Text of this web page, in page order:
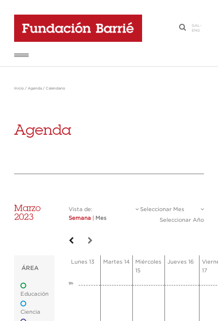
·
GAL-
ENG
Inicio / Agenda / Calendario
Agenda
Marzo
2023
Vista de:
Semana
Mes
Seleccionar Mes
Seleccionar Año
ÁREA
Educación
Ciencia
Lunes 13 Martes 14
Miércoles
15
Jueves 16
17
9h